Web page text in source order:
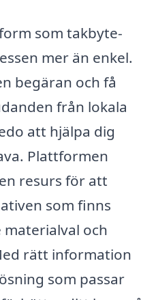
som takbyte-
mer än enkel.
begäran och få
från lokala
att hjälpa dig
Plattformen
resurs för att
som finns
och
rätt information
som passar